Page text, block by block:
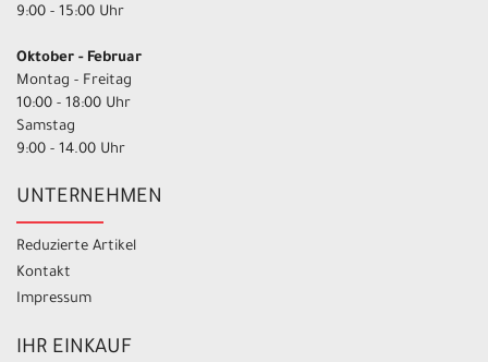
9:00 - 15:00 Uhr
Oktober - Februar
Montag - Freitag
10:00 - 18:00 Uhr
Samstag
9:00 - 14.00 Uhr
UNTERNEHMEN
Reduzierte Artikel
Kontakt
Impressum
IHR EINKAUF